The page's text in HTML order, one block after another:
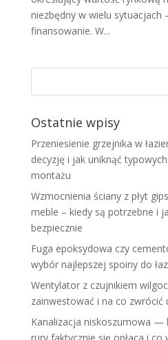
niezbędny w wielu sytuacjach
finansowanie. W...
Ostatnie wpisy
Przeniesienie grzejnika w
decyzję i jak uniknąć
montażu
Wzmocnienia ściany z płyt
meble – kiedy są potrzebne i
bezpiecznie
Fuga epoksydowa czy
wybór najlepszej spoiny do
Wentylator z czujnikiem
zainwestować i na co zwrócić
Kanalizacja niskoszumowa —